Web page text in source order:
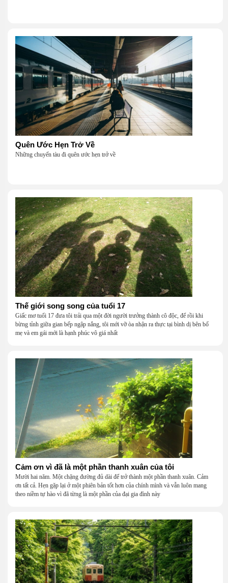
Quên Ước Hẹn Trở Về
Những chuyến tàu đi quên ước hẹn trở về
Thế giới song song của tuổi 17
Giấc mơ tuổi 17 đưa tôi trải qua một đời người trưởng thành cô độc, để rồi khi
bừng tỉnh giữa gian bếp ngập nắng, tôi mới vỡ òa nhận ra thực tại bình dị bên bố
mẹ và em gái mới là hạnh phúc vô giá nhất
Cảm ơn vì đã là một phần thanh xuân của tôi
Mười hai năm. Một chặng đường đủ dài để trở thành một phần thanh xuân. Cảm
ơn tất cả. Hẹn gặp lại ở một phiên bản tốt hơn của chính mình và vẫn luôn mang
theo niềm tự hào vì đã từng là một phần của đại gia đình này